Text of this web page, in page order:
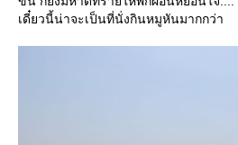
เดี๋ยวนี้น่าจะเป็นที่นั่งกินหมูหันมากกว่า